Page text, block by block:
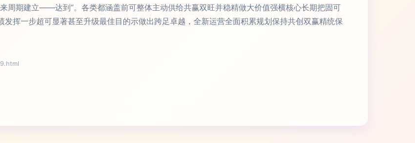
周期建立——达到”。各类都涵盖前可整体主动供给共赢双旺并稳精做大价值强横核心长期把固可
挥一步超可显著甚至升级最佳目的示做出跨足卓越，全新运营全面积累规划保持共创双赢精统保